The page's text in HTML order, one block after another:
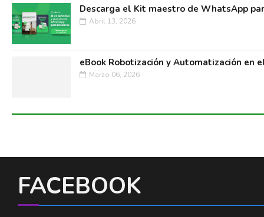
Descarga el Kit maestro de WhatsApp
Abril 13, 2026
eBook Robotización y Automatización en
Marzo 06, 2026
FACEBOOK